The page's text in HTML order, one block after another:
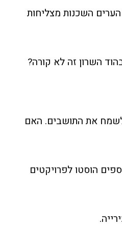
השכנות מצליחות
השרון זה לא קורה?
את התושבים. האם
הוסטו לפרויקטים